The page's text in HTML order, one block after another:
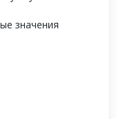
значения